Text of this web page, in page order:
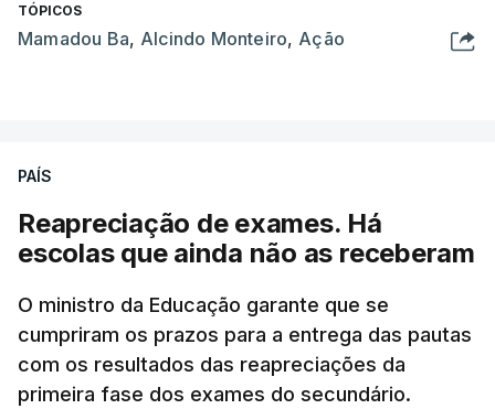
TÓPICOS
Mamadou Ba, Alcindo Monteiro, Ação
PAÍS
Reapreciação de exames. Há
escolas que ainda não as receberam
O ministro da Educação garante que se
cumpriram os prazos para a entrega das pautas
com os resultados das reapreciações da
primeira fase dos exames do secundário.